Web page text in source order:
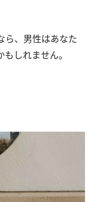
ら、男性はあなた
しれません。